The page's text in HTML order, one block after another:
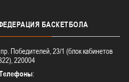
БАСКЕТБОЛА
Победителей, 23/1 (блок кабинетов
220004
: